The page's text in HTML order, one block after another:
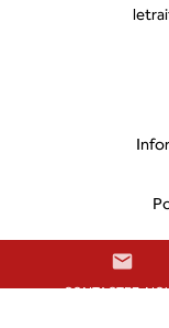
mail
CONTACTEZ-